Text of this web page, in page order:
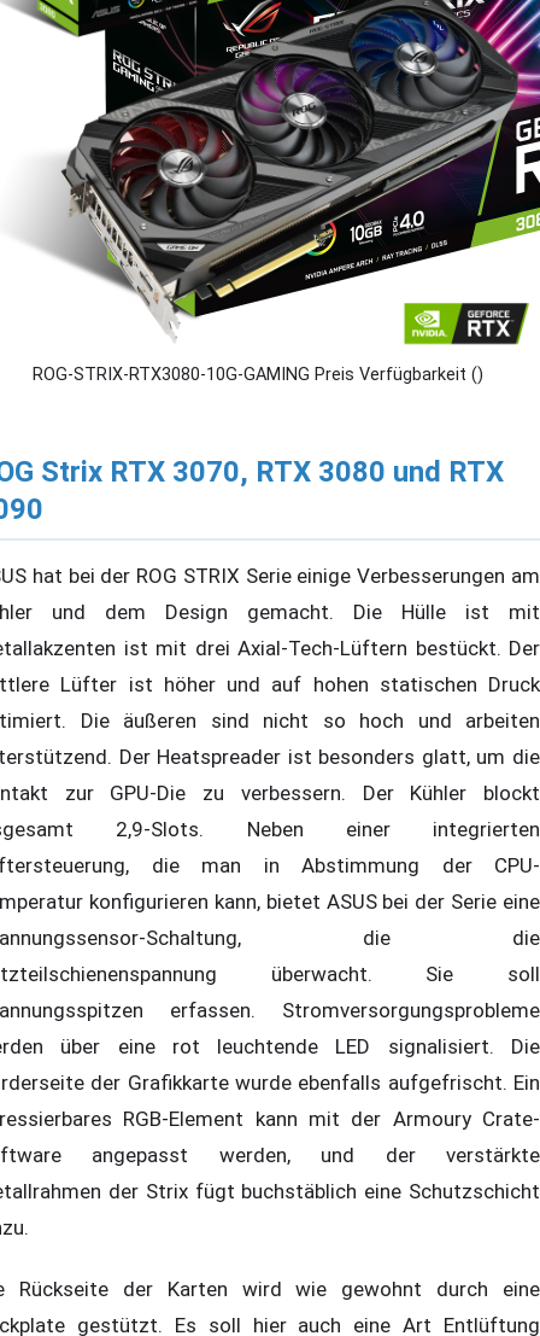
ROG-STRIX-RTX3080-10G-GAMING Preis Verfügbarkeit ()
Strix RTX 3070, RTX 3080 und RTX
hat bei der ROG STRIX Serie einige Verbesserungen am
und dem Design gemacht. Die Hülle ist mit
ist mit drei Axial-Tech-Lüftern bestückt. Der
Lüfter ist höher und auf hohen statischen Druck
Die äußeren sind nicht so hoch und arbeiten
Der Heatspreader ist besonders glatt, um die
zur GPU-Die zu verbessern. Der Kühler blockt
2,9-Slots. Neben einer integrierten
die man in Abstimmung der CPU-
konfigurieren kann, bietet ASUS bei der Serie eine
Schaltung, die die
überwacht. Sie soll
erfassen. Stromversorgungsprobleme
über eine rot leuchtende LED signalisiert. Die
der Grafikkarte wurde ebenfalls aufgefrischt. Ein
RGB-Element kann mit der Armoury Crate-
angepasst werden, und der verstärkte
der Strix fügt buchstäblich eine Schutzschicht
Rückseite der Karten wird wie gewohnt durch eine
gestützt. Es soll hier auch eine Art Entlüftung